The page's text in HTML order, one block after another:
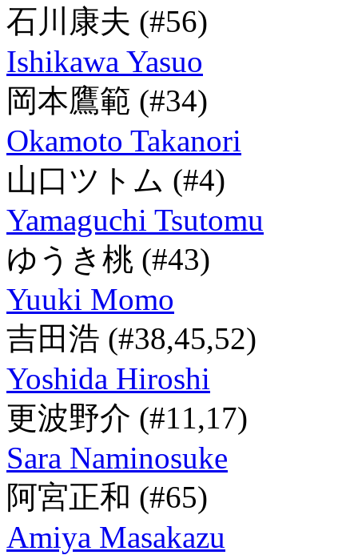
石川康夫 (#56)
Ishikawa Yasuo
岡本鷹範 (#34)
Okamoto Takanori
山口ツトム (#4)
Yamaguchi Tsutomu
ゆうき桃 (#43)
Yuuki Momo
吉田浩 (#38,45,52)
Yoshida Hiroshi
更波野介 (#11,17)
Sara Naminosuke
阿宮正和 (#65)
Amiya Masakazu